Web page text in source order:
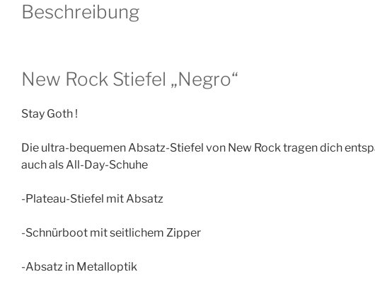
Beschreibung
New Rock Stiefel „Negro“
Stay Goth !
Die ultra-bequemen Absatz-Stiefel von New Rock tragen dich
auch als All-Day-Schuhe
-Plateau-Stiefel mit Absatz
-Schnürboot mit seitlichem Zipper
-Absatz in Metalloptik